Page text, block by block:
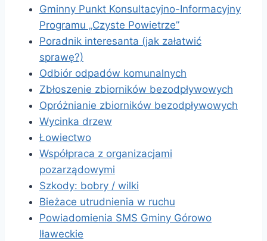
Gminny Punkt Konsultacyjno-Informacyjny
Programu „Czyste Powietrze”
Poradnik interesanta (jak załatwić
sprawę?)
Odbiór odpadów komunalnych
Zbłoszenie zbiorników bezodpływowych
Opróżnianie zbiorników bezodpływowych
Wycinka drzew
Łowiectwo
Współpraca z organizacjami
pozarządowymi
Szkody: bobry / wilki
Bieżace utrudnienia w ruchu
Powiadomienia SMS Gminy Górowo
Iławeckie